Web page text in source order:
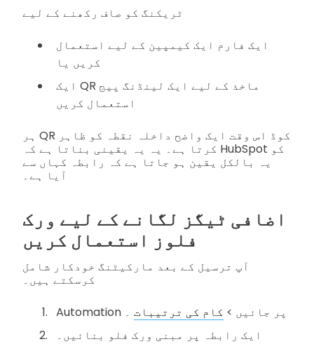
ٹریکنگ کو صاف رکھنے کے لیے
ایک فارم ایک کیمپین کے لیے استعمال
کریں یا
ایک QR ماخذ کے لیے ایک لینڈنگ پیج
استعمال کریں
ہر QR کوڈ اس وقت ایک واضح داخلہ نقطہ کو ظاہر
کرتا ہے۔ یہ یہ یقینی بناتا ہے کہ HubSpot کو
یہ بالکل یقین ہو جاتا ہے کہ رابطہ کہاں سے
آیا ہے۔
اضافی ٹیگز لگانے کے لیے ورک
فلوز استعمال کریں
آپ ترسیل کے بعد مارکیٹنگ خودکار شامل
کرسکتے ہیں۔
Automation پر جائیں > کام کی ترتیبات ۔
ایک رابطہ پر مبنی ورک فلو بنائیں۔